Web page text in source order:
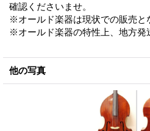
確認くださいませ。
※オールド楽器は現状での販売と
※オールド楽器の特性上、地方発
他の写真